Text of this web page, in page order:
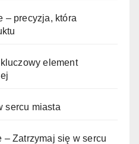
– precyzja, która
element
sercu miasta
– Zatrzymaj się w sercu